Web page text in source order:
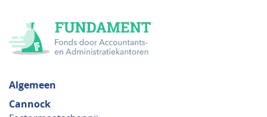
Algemeen
Cannock